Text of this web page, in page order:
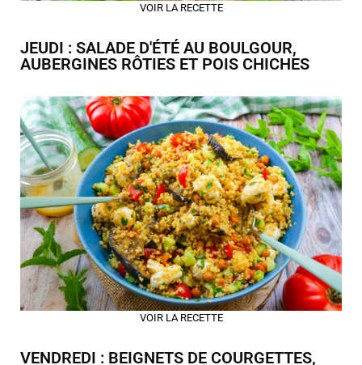
VOIR LA RECETTE
JEUDI : SALADE D'ÉTÉ AU BOULGOUR,
AUBERGINES RÔTIES ET POIS CHICHES
VOIR LA RECETTE
VENDREDI : BEIGNETS DE COURGETTES,